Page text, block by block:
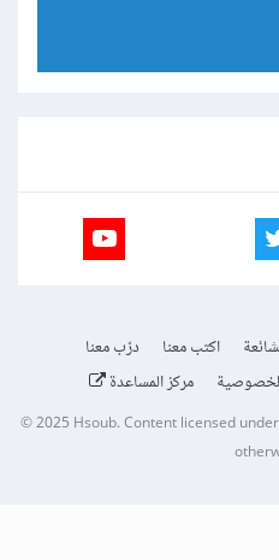
اكتب معنا
درّب معنا
مركز المساعدة
© 2025 Hsoub.Content licensed under